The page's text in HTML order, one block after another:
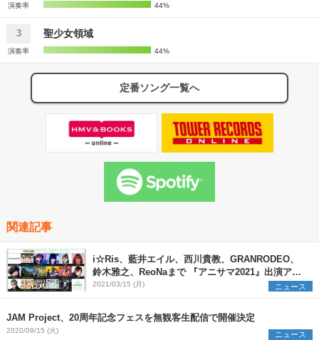
演奏率 44%
3 聖少女領域
演奏率 44%
定番ソング一覧へ
関連記事
i☆Ris、藍井エイル、西川貴教、GRANRODEO、
鈴木雅之、ReoNaまで 『アニサマ2021』出演アー
ティスト48組を一挙発表
2021/03/15 (月) ニュース
JAM Project、20周年記念フェスを無観客生配信で開催決定
2020/09/15 (火) ニュース